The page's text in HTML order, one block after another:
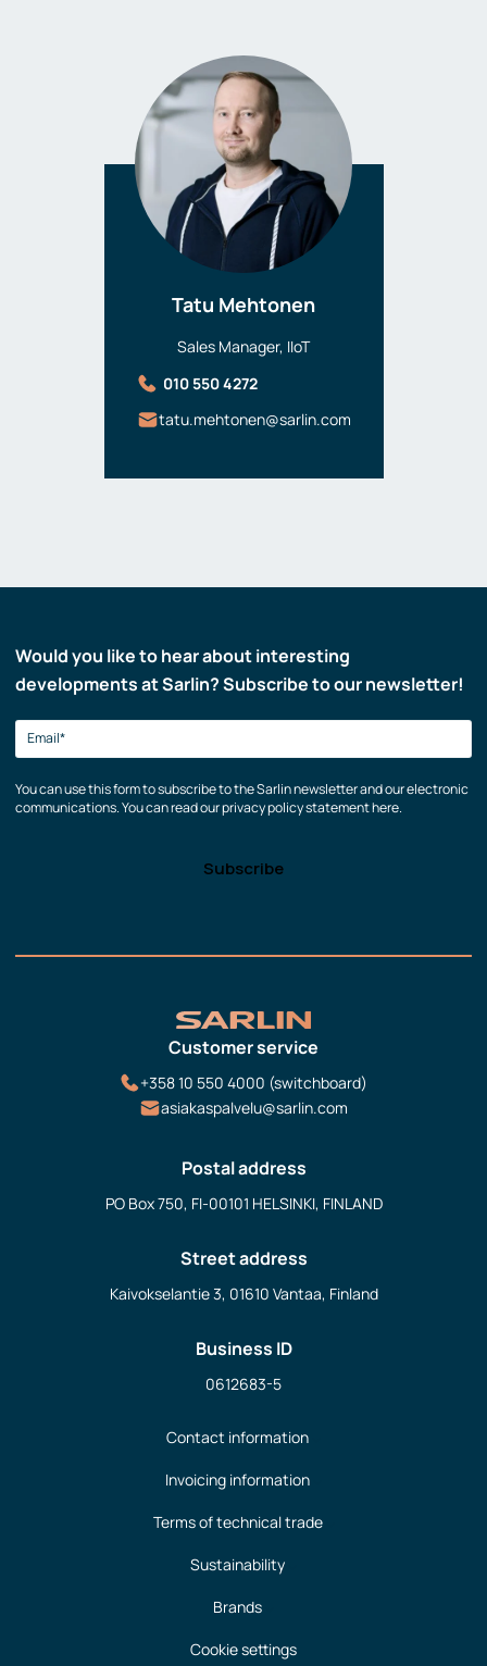
Tatu Mehtonen
Sales Manager, IIoT
010 550 4272
tatu.mehtonen@sarlin.com
Would you like to hear about interesting
developments at Sarlin? Subscribe to our newsletter!
You can use this form to subscribe to the Sarlin newsletter and our electronic
communications. You can read our privacy policy statement here.
Customer service
+358 10 550 4000 (switchboard)
asiakaspalvelu@sarlin.com
Postal address
PO Box 750, FI-00101 HELSINKI, FINLAND
Street address
Kaivokselantie 3, 01610 Vantaa, Finland
Business ID
0612683-5
Contact information
Invoicing information
Terms of technical trade
Sustainability
Brands
Cookie settings